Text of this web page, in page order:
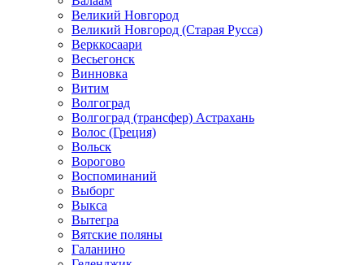
Великий Новгород
Великий Новгород (Старая Русса)
Верккосаари
Весьегонск
Винновка
Витим
Волгоград
Волгоград (трансфер) Астрахань
Волос (Греция)
Вольск
Ворогово
Воспоминаний
Выборг
Выкса
Вытегра
Вятские поляны
Галанино